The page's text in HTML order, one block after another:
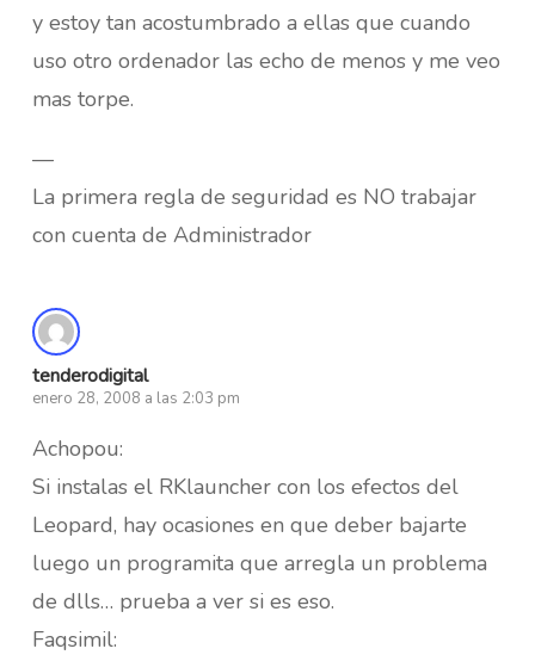
y estoy tan acostumbrado a ellas que cuando
uso otro ordenador las echo de menos y me veo
mas torpe.
—
La primera regla de seguridad es NO trabajar
con cuenta de Administrador
tenderodigital
enero 28, 2008 a las 2:03 pm
Achopou:
Si instalas el RKlauncher con los efectos del
Leopard, hay ocasiones en que deber bajarte
luego un programita que arregla un problema
de dlls… prueba a ver si es eso.
Faqsimil: